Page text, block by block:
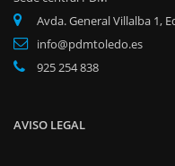
Avda. General Villalba 1,
info@pdmtoledo.es
925 254 838
AVISO LEGAL